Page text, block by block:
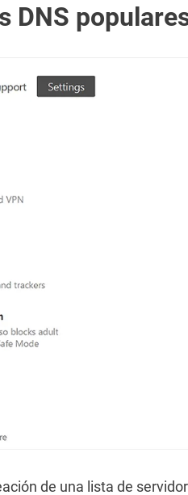
DNS
de una lista de